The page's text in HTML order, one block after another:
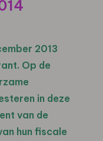
2013
Op de
in deze
van de
hun fiscale